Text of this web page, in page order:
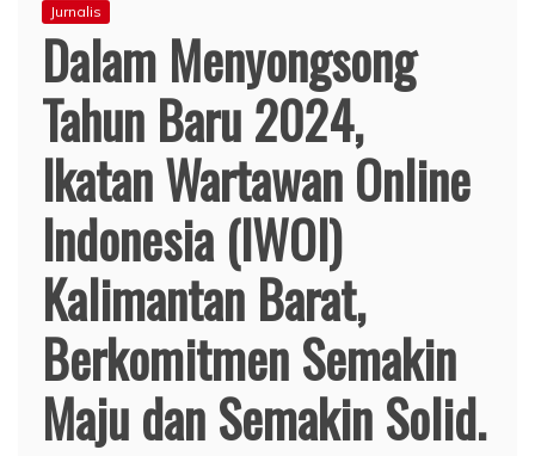
Jurnalis
Dalam Menyongsong
Tahun Baru 2024,
Ikatan Wartawan Online
Indonesia (IWOI)
Kalimantan Barat,
Berkomitmen Semakin
Maju dan Semakin Solid.